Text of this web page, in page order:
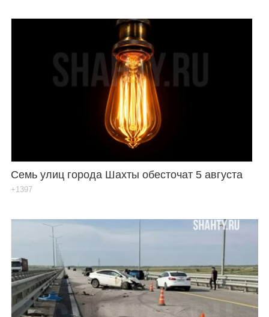
Семь улиц города Шахты обесточат 5 августа
+1397